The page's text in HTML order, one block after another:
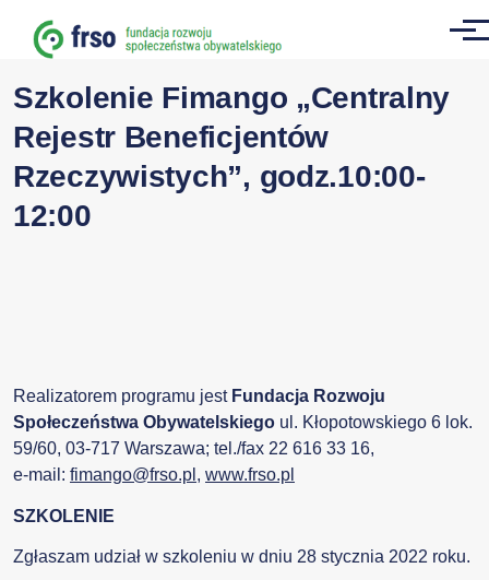
Szkolenie Fimango „Centralny
Rejestr Beneficjentów
Rzeczywistych”, godz.10:00-
12:00
Realizatorem programu jest Fundacja Rozwoju
Społeczeństwa Obywatelskiego ul. Kłopotowskiego 6 lok.
59/60, 03-717 Warszawa; tel./fax 22 616 33 16,
e-mail: fimango@frso.pl , www.frso.pl
SZKOLENIE
Zgłaszam udział w szkoleniu w dniu 28 stycznia 2022 roku.